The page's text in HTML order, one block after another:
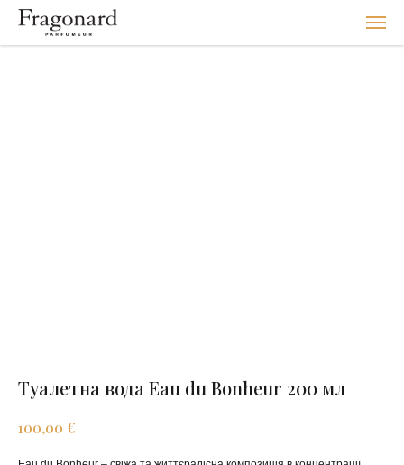
Туалетна вода Eau du Bonheur 200 мл
100,00 €